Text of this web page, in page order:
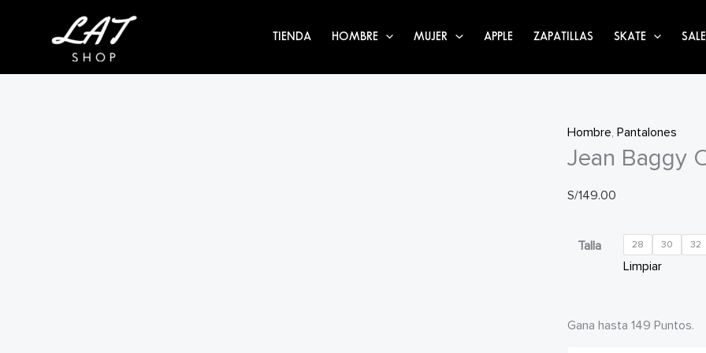
TIENDA HOMBRE MUJER APPLE ZAPATILLAS SKATE SALE
Hombre, Pantalones
Jean Baggy
S/149.00
Talla 28 30 32
Limpiar
Gana hasta 149 Puntos.